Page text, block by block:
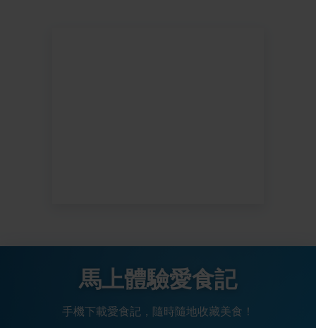
馬上體驗愛食記
手機下載愛食記，隨時隨地收藏美食！